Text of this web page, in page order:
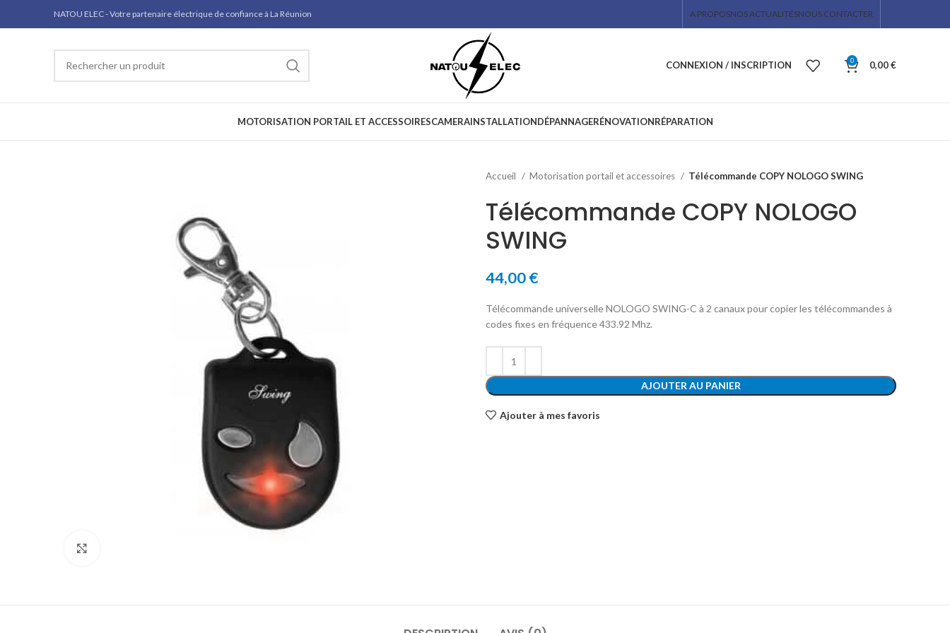
NATOU ELEC - Votre partenaire électrique de confiance à La Réunion A PROPOSNOS ACTUALITÉSNOUS CONTACTER
CONNEXION / INSCRIPTION 0 0,00€
MOTORISATION PORTAIL ET ACCESSOIRESCAMERAINSTALLATIONDÉPANNAGERÉNOVATIONRÉPARATION
Accueil Motorisation portail et accessoires Télécommande COPY NOLOGO SWING
Télécommande COPY NOLOGO
SWING
44,00€
Télécommande universelle NOLOGO SWING-C à 2 canaux pour copier les télécommandes à
codes fixes en fréquence 433.92 Mhz.
AJOUTER AU PANIER
Ajouter à mes favoris